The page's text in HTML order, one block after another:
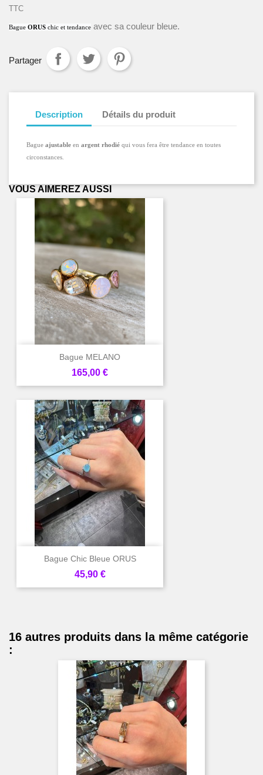
TTC
Bague ORUS chic et tendance avec sa couleur bleue.
Partager
Description Détails du produit
Bague ajustable en argent rhodié qui vous fera être tendance en toutes
circonstances.
VOUS AIMEREZ AUSSI
Bague MELANO
Prix
165,00 €
Bague Chic Bleue ORUS
Prix
45,90 €
16 autres produits dans la même catégorie
: